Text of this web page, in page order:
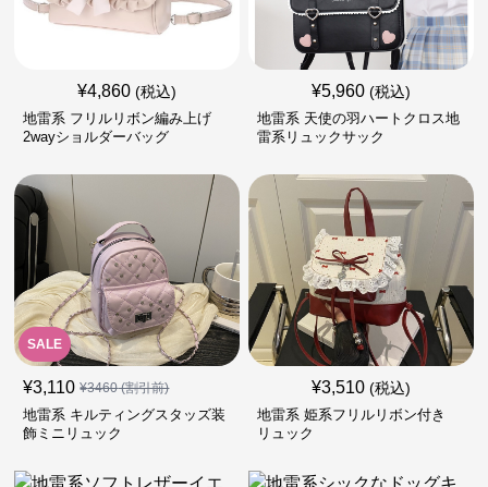
¥4,860 (税込)
地雷系 フリルリボン編み上げ
2wayショルダーバッグ
¥5,960 (税込)
地雷系 天使の羽ハートクロス地
雷系リュックサック
SALE
¥3,110 ¥3460(割引前)
地雷系 キルティングスタッズ装
飾ミニリュック
¥3,510 (税込)
地雷系 姫系フリルリボン付き
リュック